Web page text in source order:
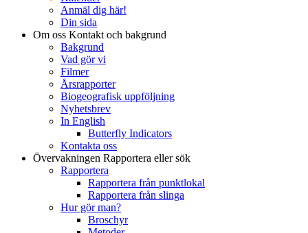
Anmäl dig här!
Din sida
Om oss Kontakt och bakgrund
Bakgrund
Vad gör vi
Filmer
Årsrapporter
Biogeografisk uppföljning
Nyhetsbrev
In English
Butterfly Indicators
Kontakta oss
Övervakningen Rapportera eller sök
Rapportera
Rapportera från punktlokal
Rapportera från slinga
Hur gör man?
Broschyr